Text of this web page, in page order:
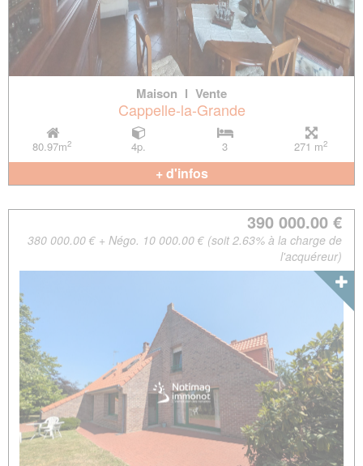
Maison l Vente
Cappelle-la-Grande
80.97m2 4p. 3 271 m2
+ d'infos
390 000.00 €
380 000.00 € + Négo. 10 000.00 € (soit 2.63% à la charge de
l'acquéreur)